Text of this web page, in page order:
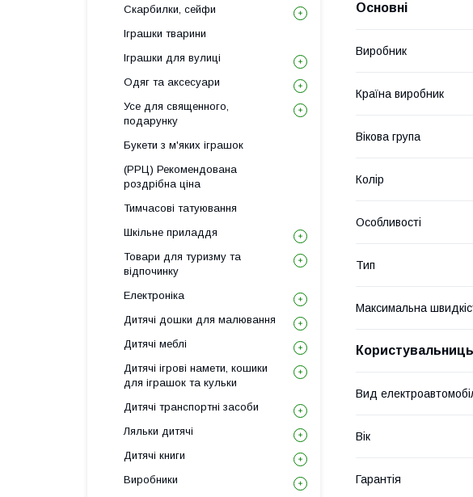
Основні
Виробник
Країна виробник
Вікова група
Колір
Особливості
Тип
Максимальна
Вид
Вік
Гарантія
Скарбилки, сейфи
Іграшки тварини
Іграшки для вулиці
Одяг та аксесуари
Усе для священного,
подарунку
Букети з м'яких іграшок
(РРЦ) Рекомендована
роздрібна ціна
Тимчасові татуювання
Шкільне приладдя
Товари для туризму та
відпочинку
Електроніка
Дитячі дошки для малювання
Дитячі меблі
Дитячі ігрові намети, кошики
для іграшок та кульки
Дитячі транспортні засоби
Ляльки дитячі
Дитячі книги
Виробники